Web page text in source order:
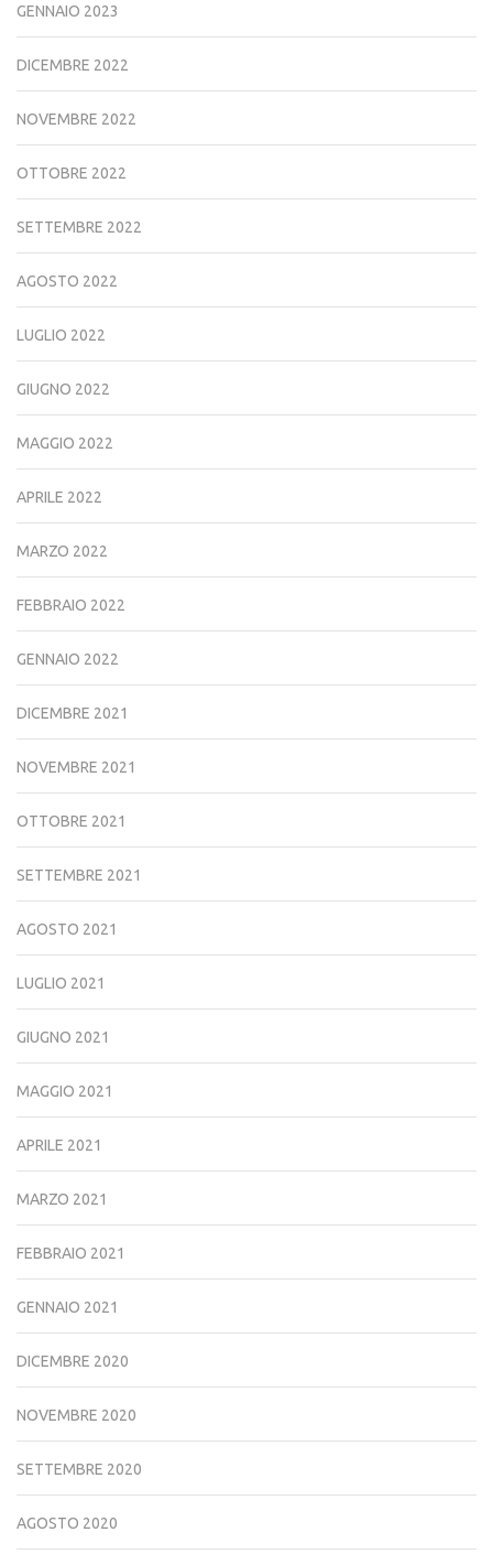
GENNAIO 2023
DICEMBRE 2022
NOVEMBRE 2022
OTTOBRE 2022
SETTEMBRE 2022
AGOSTO 2022
LUGLIO 2022
GIUGNO 2022
MAGGIO 2022
APRILE 2022
MARZO 2022
FEBBRAIO 2022
GENNAIO 2022
DICEMBRE 2021
NOVEMBRE 2021
OTTOBRE 2021
SETTEMBRE 2021
AGOSTO 2021
LUGLIO 2021
GIUGNO 2021
MAGGIO 2021
APRILE 2021
MARZO 2021
FEBBRAIO 2021
GENNAIO 2021
DICEMBRE 2020
NOVEMBRE 2020
SETTEMBRE 2020
AGOSTO 2020